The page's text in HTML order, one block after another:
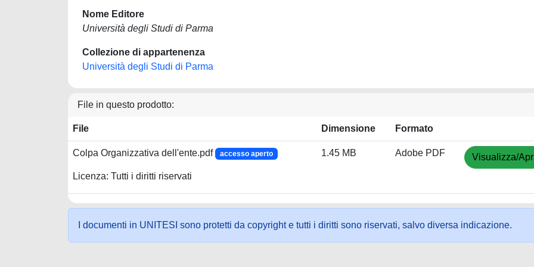
Nome Editore
Università degli Studi di Parma
Collezione di appartenenza
Università degli Studi di Parma
File in questo prodotto:
File Dimensione Formato
Colpa Organizzativa dell'ente.pdf accesso aperto
Licenza: Tutti i diritti riservati
1.45 MB Adobe PDF Visualizza/
I documenti in UNITESI sono protetti da copyright e tutti i diritti sono riservati, salvo diversa indicazione.